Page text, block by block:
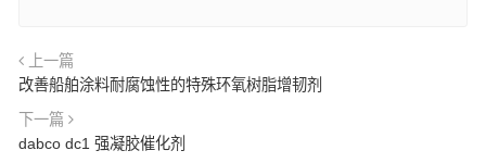
上一篇
改善船舶涂料耐腐蚀性的特殊环氧树脂增韧剂
下一篇
dabco dc1 强凝胶催化剂